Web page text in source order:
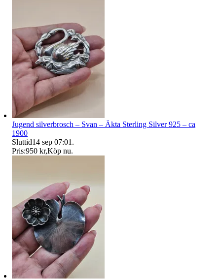
Jugend silverbrosch – Svan – Äkta Sterling Silver 925 – ca
1900
Sluttid14 sep 07:01 .
Pris:950 kr,Köp nu.